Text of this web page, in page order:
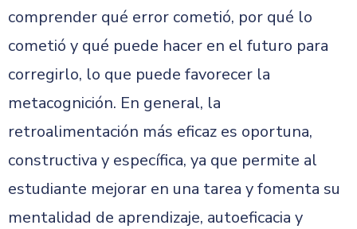
comprender qué error cometió, por qué lo
cometió y qué puede hacer en el futuro para
corregirlo, lo que puede favorecer la
metacognición. En general, la
retroalimentación más eficaz es oportuna,
constructiva y específica, ya que permite al
estudiante mejorar en una tarea y fomenta su
mentalidad de aprendizaje, autoeficacia y